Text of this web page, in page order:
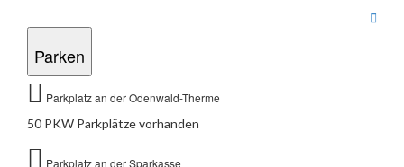
Parken
Parkplatz an der Odenwald-Therme
50 PKW Parkplätze vorhanden
Parkplatz an der Sparkasse